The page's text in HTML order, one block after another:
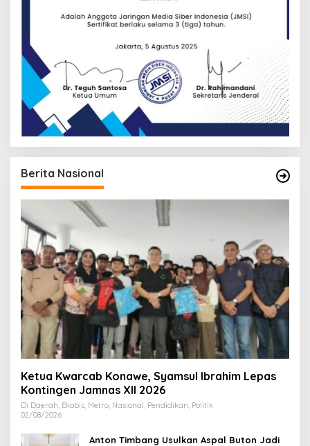
Berita Nasional
Ketua Kwarcab Konawe, Syamsul Ibrahim Lepas
Kontingen Jamnas XII 2026
Di Daerah, Ekobis, Metro, Nasional, Pendidikan, Politik
02/08/2026
Anton Timbang Usulkan Aspal Buton Jadi